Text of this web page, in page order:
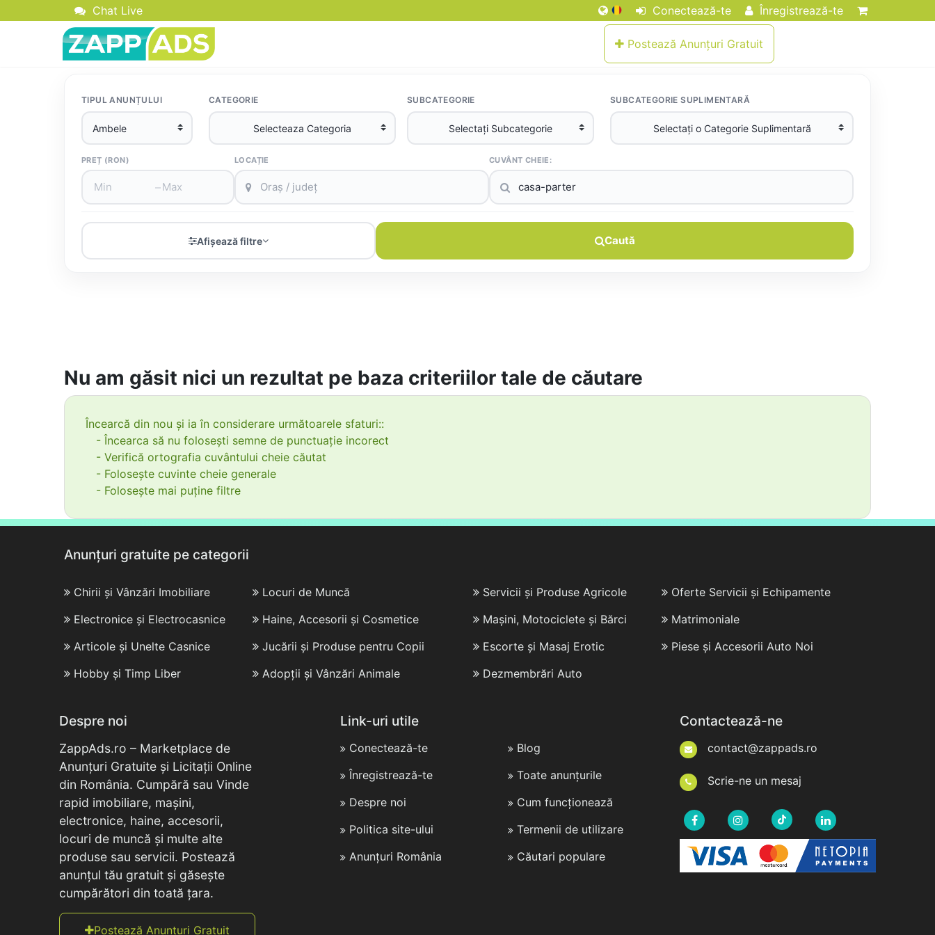
Chat Live Conectează-te Înregistrează-te
Postează Anunțuri Gratuit
TIPUL ANUNȚULUI CATEGORIE SUBCATEGORIE SUBCATEGORIE SUPLIMENTARĂ
PREȚ (RON)
–
LOCAȚIE CUVÂNT CHEIE:
Afișează filtre Caută
Nu am găsit nici un rezultat pe baza criteriilor tale de căutare
Încearcă din nou și ia în considerare următoarele sfaturi::
- Încearca să nu folosești semne de punctuație incorect
- Verifică ortografia cuvântului cheie căutat
- Folosește cuvinte cheie generale
- Folosește mai puține filtre
Anunțuri gratuite pe categorii
Chirii și Vânzări Imobiliare
Locuri de Muncă
Electronice și Electrocasnice
Haine, Accesorii și Cosmetice
Articole și Unelte Casnice
Jucării și Produse pentru Copii
Hobby și Timp Liber
Adopții și Vânzări Animale
Servicii și Produse Agricole
Oferte Servicii și Echipamente
Mașini, Motociclete și Bărci
Matrimoniale
Escorte și Masaj Erotic
Piese și Accesorii Auto Noi
Dezmembrări Auto
Despre noi
ZappAds.ro – Marketplace de
Anunțuri Gratuite și Licitații Online
din România. Cumpără sau Vinde
rapid imobiliare, mașini,
electronice, haine, accesorii,
locuri de muncă și multe alte
produse sau servicii. Postează
anunțul tău gratuit și găsește
cumpărători din toată țara.
Postează Anunțuri Gratuit
Link-uri utile
Conectează-te
Înregistrează-te
Despre noi
Politica site-ului
Anunțuri România
Blog
Toate anunțurile
Cum funcționează
Termenii de utilizare
Căutari populare
Contactează-ne
contact@zappads.ro
Scrie-ne un mesaj